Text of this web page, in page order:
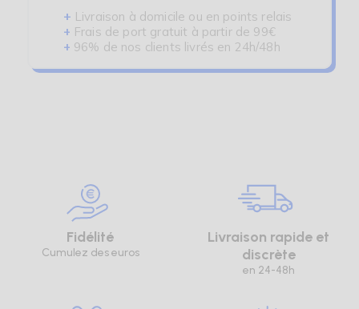
+ Livraison à domicile ou en points relais
+ Frais de port gratuit à partir de 99€
+ 96% de nos clients livrés en 24h/48h
Fidélité
Cumulez des euros
Livraison rapide et
discrète
en 24-48h